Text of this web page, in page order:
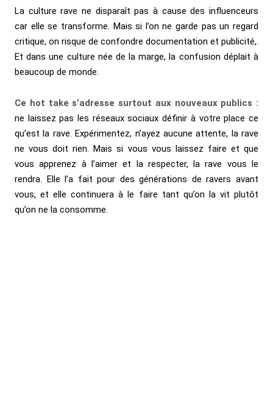
La culture rave ne disparaît pas à cause des influenceurs
car elle se transforme. Mais si l’on ne garde pas un regard
critique, on risque de confondre documentation et publicité,.
Et dans une culture née de la marge, la confusion déplait à
beaucoup de monde.
Ce hot take s’adresse surtout aux nouveaux publics :
ne laissez pas les réseaux sociaux définir à votre place ce
qu’est la rave. Expérimentez, n’ayez aucune attente, la rave
ne vous doit rien. Mais si vous vous laissez faire et que
vous apprenez à l’aimer et la respecter, la rave vous le
rendra. Elle l’a fait pour des générations de ravers avant
vous, et elle continuera à le faire tant qu’on la vit plutôt
qu’on ne la consomme.